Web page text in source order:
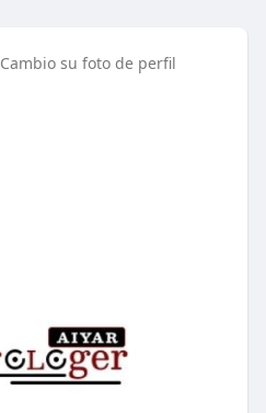
Cambio su foto de perfil